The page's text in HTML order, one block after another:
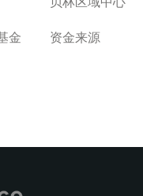
金
资金来源